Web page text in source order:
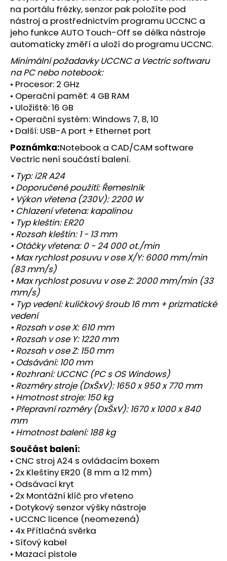
na portálu frézky, senzor pak položíte pod
nástroj a prostřednictvím programu UCCNC a
jeho funkce AUTO Touch-Off se délka nástroje
automaticky změří a uloží do programu UCCNC.
Minimální požadavky UCCNC a Vectric softwaru
na PC nebo notebook:
• Procesor: 2 GHz
• Operační paměť: 4 GB RAM
• Uložiště: 16 GB
• Operační systém: Windows 7, 8, 10
• Další: USB-A port + Ethernet port
Poznámka:Notebook a CAD/CAM software
Vectric není součástí balení.
• Typ: i2R A24
• Doporučené použití: Řemeslník
• Výkon vřetena (230V): 2200 W
• Chlazení vřetena: kapalinou
• Typ kleštin: ER20
• Rozsah kleštin: 1 - 13 mm
• Otáčky vřetena: 0 - 24 000 ot./min
• Max rychlost posuvu v ose X/Y: 6000 mm/min
(83 mm/s)
• Max rychlost posuvu v ose Z: 2000 mm/min (33
mm/s)
• Typ vedení: kuličkový šroub 16 mm + prizmatické
vedení
• Rozsah v ose X: 610 mm
• Rozsah v ose Y: 1220 mm
• Rozsah v ose Z: 150 mm
• Odsávání: 100 mm
• Rozhraní: UCCNC (PC s OS Windows)
• Rozměry stroje (DxŠxV): 1650 x 950 x 770 mm
• Hmotnost stroje: 150 kg
• Přepravní rozměry (DxŠxV): 1670 x 1000 x 840
mm
• Hmotnost balení: 188 kg
Součást balení:
• CNC stroj A24 s ovládacím boxem
• 2x Kleštiny ER20 (8 mm a 12 mm)
• Odsávací kryt
• 2x Montážní klíč pro vřeteno
• Dotykový senzor výšky nástroje
• UCCNC licence (neomezená)
• 4x Přítlačná svěrka
• Síťový kabel
• Mazací pistole